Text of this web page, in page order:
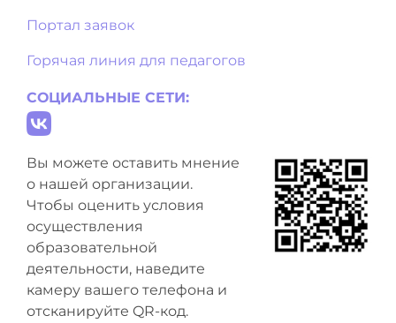
Портал заявок
Горячая линия для педагогов
СОЦИАЛЬНЫЕ СЕТИ:
Вы можете оставить мнение
о нашей организации.
Чтобы оценить условия
осуществления
образовательной
деятельности, наведите
камеру вашего телефона и
отсканируйте QR-код.